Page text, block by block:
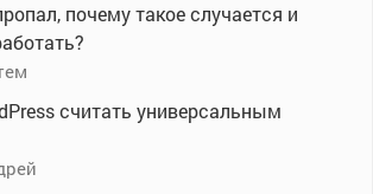
почему такое случается и
считать универсальным